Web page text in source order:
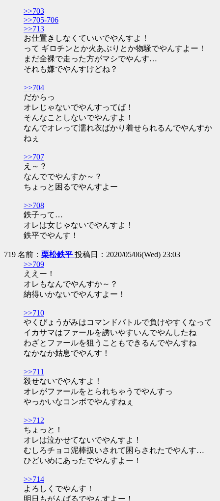
>>703
>>705-706
>>713
お仕置きしなくていいでやんすよ！
って ギロチンとか火あぶりとか物騒でやんすよー！
まだ全裸で走った方がマシでやんす…
それも嫌でやんすけどね？
>>704
だからっ
オレじゃないでやんすってば！
そんなことしないでやんすよ！
なんでオレって濡れ衣ばかり着せられるんでやんすか
ねぇ
>>707
え～？
なんででやんすか～？
ちょっと困るでやんすよー
>>708
鉄子って…
オレは女じゃないでやんすよ！
鉄平でやんす！
719 名前： 栗松鉄平 投稿日：2020/05/06(Wed) 23:03
>>709
ええー！
オレもなんでやんすか～？
納得いかないでやんすよー！
>>710
やくびょうがみはコマンドバトルで負けやすくなって
イカサマはファールを誘いやすいんでやんしたね
わざとファールを狙うこともできるんでやんすね
なかなか姑息でやんす！
>>711
殺せないでやんすよ！
オレがファールをとられちゃうでやんすっ
やっかいなコンボでやんすねぇ
>>712
ちょっと！
オレは泣かせてないでやんすよ！
むしろチョコ泥棒扱いされて困らされたでやんす…
ひどいめにあったでやんすよー！
>>714
よろしくでやんす！
明日もがんばるでやんすよー！